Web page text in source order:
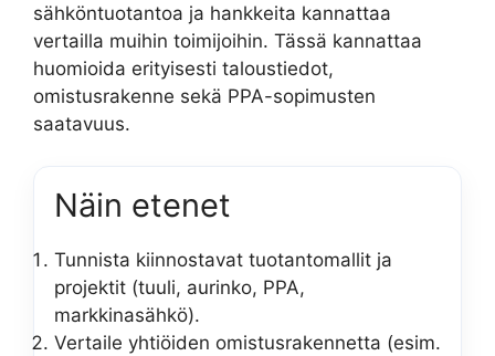
sähköntuotantoa ja hankkeita kannattaa
vertailla muihin toimijoihin. Tässä kannattaa
huomioida erityisesti taloustiedot,
omistusrakenne sekä PPA-sopimusten
saatavuus.
Näin etenet
Tunnista kiinnostavat tuotantomallit ja
projektit (tuuli, aurinko, PPA,
markkinasähkö).
Vertaile yhtiöiden omistusrakennetta (esim.